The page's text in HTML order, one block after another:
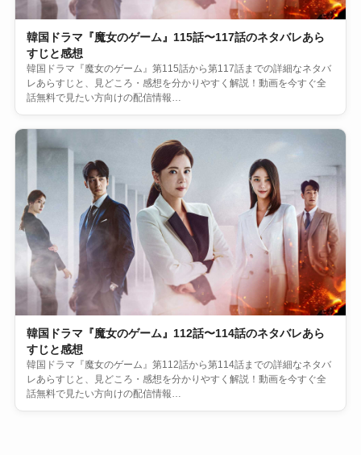
韓国ドラマ『魔女のゲーム』115話〜117話のネタバレあら
すじと感想
韓国ドラマ『魔女のゲーム』第115話から第117話までの詳細なネタバ
レあらすじと、見どころ・感想を分かりやすく解説！動画を今すぐ全
話無料で見たい方向けの配信情報…
韓国ドラマ『魔女のゲーム』112話〜114話のネタバレあら
すじと感想
韓国ドラマ『魔女のゲーム』第112話から第114話までの詳細なネタバ
レあらすじと、見どころ・感想を分かりやすく解説！動画を今すぐ全
話無料で見たい方向けの配信情報…